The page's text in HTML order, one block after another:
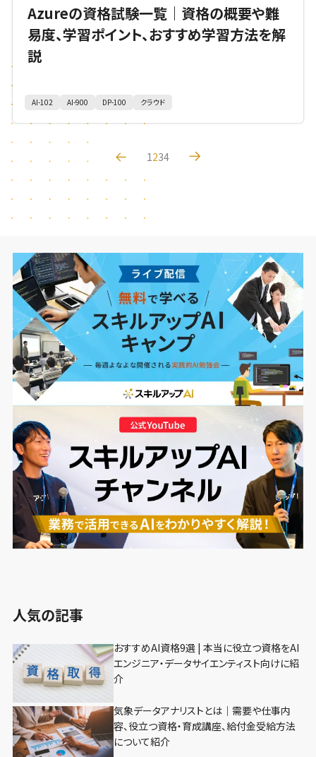
Azureの資格試験一覧｜資格の概要や難
易度、学習ポイント、おすすめ学習方法を解
説
AI-102 AI-900 DP-100 クラウド
1 234
人気の記事
おすすめAI資格9選 | 本当に役立つ資格をAI
エンジニア・データサイエンティスト向けに紹
介
気象データアナリストとは｜需要や仕事内
容、役立つ資格・育成講座、給付金受給方法
について紹介